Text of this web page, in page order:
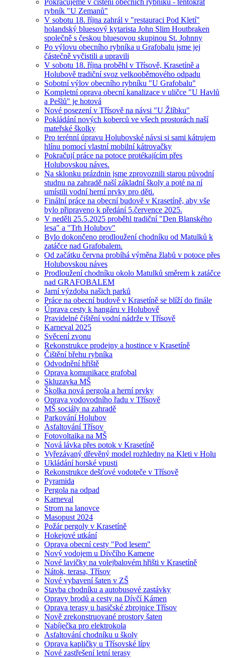
Pokračujeme v čištění obecních rybníků - tentokrát
rybník "U Zemanů"
V sobotu 18. října zahrál v "restauraci Pod Kletí"
holandský bluesový kytarista John Slim Houtbraken
společně s českou bluesovou skupinou St. Johnny
Po výlovu obecního rybníka u Grafobalu jsme jej
částečně vyčistili a upravili
V sobotu 18. října proběhl v Třísově, Krasetíně a
Holubově tradiční svoz velkooběmového odpadu
Sobotní výlov obecního rybníku "U Grafobalu"
Kompletní oprava obecní kanalizace v uličce "U Havlů
a Pešlů" je hotová
Nové posezení v Třísově na návsi "U Žlíbku"
Pokládání nových koberců ve všech prostorách naší
mateřské školky
Pro terénní úpravu Holubovské návsi si sami kátrujem
hlínu pomocí vlastní mobilní kátrovačky
Pokračují práce na potoce protékajícím přes
Holubovskou náves.
Na sklonku prázdnin jsme zprovoznili starou původní
studnu na zahradě naší základní školy a poté na ní
umístili vodní herní prvky pro děti.
Finální práce na obecní budově v Krasetíně, aby vše
bylo připraveno k předání 5.července 2025.
V neděli 25.5.2025 proběhl tradiční "Den Blanského
lesa" a "Trh Holubov"
Bylo dokončeno prodloužení chodníku od Matulků k
zatáčce nad Grafobalem.
Od začátku června probíhá výměna žlabů v potoce přes
Holubovskou náves
Prodloužení chodníku okolo Matulků směrem k zatáčce
nad GRAFOBALEM
Jarní výzdoba našich parků
Práce na obecní budově v Krasetíně se blíží do finále
Úprava cesty k hangáru v Holubově
Pravidelné čištění vodní nádrže v Třísově
Karneval 2025
Svěcení zvonu
Rekonstrukce prodejny a hostince v Krasetíně
Čištění břehu rybníka
Odvodnění hřiště
Oprava komunikace grafobal
Skluzavka MŠ
Školka nová pergola a herní prvky
Oprava vodovodního řadu v Třísově
MŠ sociály na zahradě
Parkování Holubov
Asfaltování Třísov
Fotovoltaika na MŠ
Nová lávka přes potok v Krasetíně
Vyřezávaný dřevěný model rozhledny na Kleti v Holu
Ukládání horské vpusti
Rekonstrukce dešťové vodoteče v Třísově
Pyramida
Pergola na odpad
Karneval
Strom na lanovce
Masopust 2024
Požár pergoly v Krasetíně
Hokejové utkání
Oprava obecní cesty "Pod lesem"
Nový vodojem u Dívčího Kamene
Nové lavičky na volejbalovém hřišti v Krasetíně
Nátok, terasa, Třísov
Nové vybavení šaten v ZŠ
Stavba chodníku a autobusové zastávky
Opravy brodů a cesty na Dívčí Kámen
Oprava terasy u hasičské zbrojnice Třísov
Nově zrekonstruované prostory šaten
Nabíječka pro elektrokola
Asfaltování chodníku u školy
Oprava kapličky u Třísovské lípy
Nové zastřešení letní terasy